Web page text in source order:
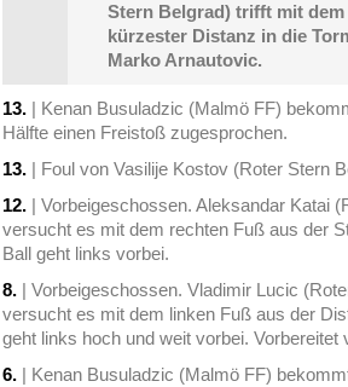
Stern Belgrad) trifft mit
kürzester Distanz in die
Marko Arnautovic.
13. | Kenan Busuladzic (Malmö FF)
Hälfte einen Freistoß zugesprochen.
13. | Foul von Vasilije Kostov (Roter Stern
12. | Vorbeigeschossen. Aleksandar Katai
versucht es mit dem rechten Fuß aus der
Ball geht links vorbei.
8. | Vorbeigeschossen. Vladimir Lucic
versucht es mit dem linken Fuß aus der
geht links hoch und weit vorbei. Vorbereitet
6. | Kenan Busuladzic (Malmö FF)